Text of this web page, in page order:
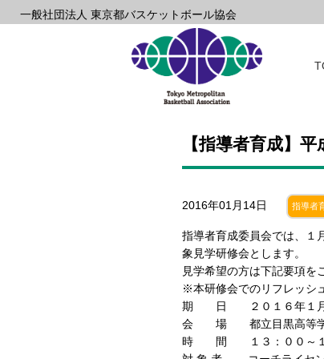
一般社団法人 東京都バスケットボール協会
【指導者育成】
2016年01月14日 指導者
指導者育成委員会では、１
象見学研修会とします。
見学希望の方は下記要項を
※本研修会でのリフレッシ
期 日 ２０１６年１月
会 場 都立目黒高等学
時 間 １３：００～１